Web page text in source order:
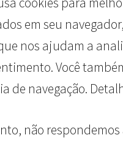
em seu
nos ajudam a
Você
de navegação.
não